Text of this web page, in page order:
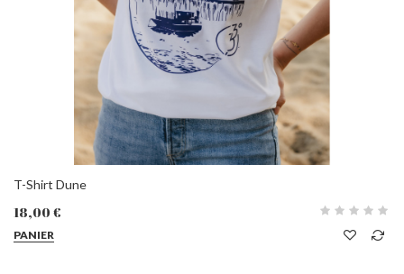
T-Shirt Dune
18,00 €
PANIER